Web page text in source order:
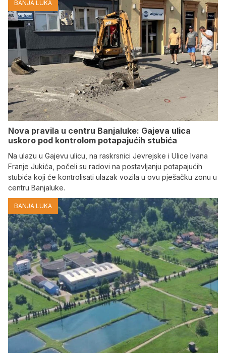
BANJA LUKA
Nova pravila u centru Banjaluke: Gajeva ulica
uskoro pod kontrolom potapajućih stubića
Na ulazu u Gajevu ulicu, na raskrsnici Jevrejske i Ulice Ivana
Franje Jukića, počeli su radovi na postavljanju potapajućih
stubića koji će kontrolisati ulazak vozila u ovu pješačku zonu u
centru Banjaluke.
BANJA LUKA